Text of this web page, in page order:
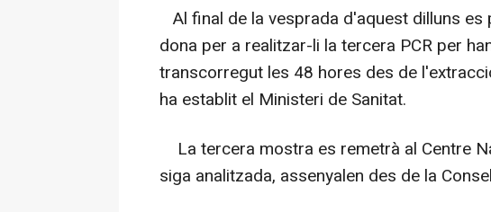
Al final de la vesprada d'aquest dilluns
dona per a realitzar-li la tercera PCR per
transcorregut les 48 hores des de
ha establit el Ministeri de Sanitat.
La tercera mostra es remetrà al Centre
siga analitzada, assenyalen des de la